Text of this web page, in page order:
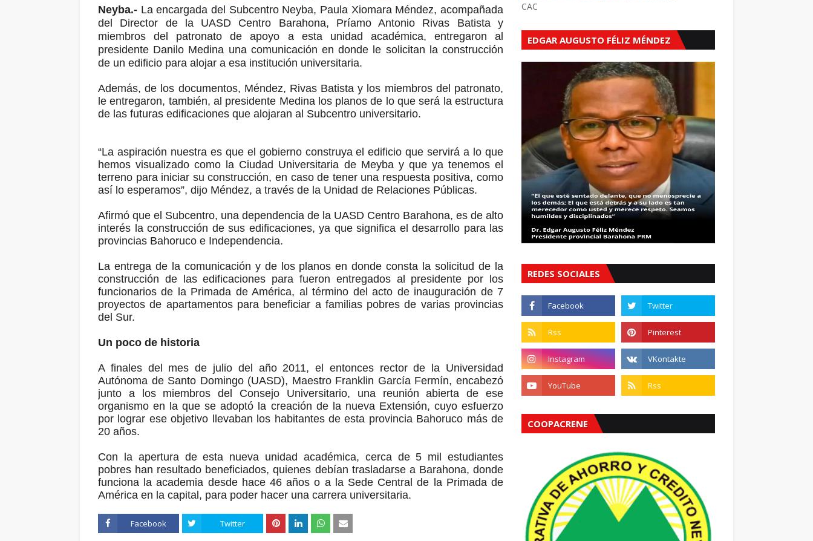
Neyba.- La encargada del Subcentro Neyba, Paula Xiomara Méndez, acompañada
del Director de la UASD Centro Barahona, Príamo Antonio Rivas Batista y
miembros del patronato de apoyo a esta unidad académica, entregaron al
presidente Danilo Medina una comunicación en donde le solicitan la construcción
de un edificio para alojar a esa institución universitaria.
Además, de los documentos, Méndez, Rivas Batista y los miembros del patronato,
le entregaron, también, al presidente Medina los planos de lo que será la estructura
de las futuras edificaciones que alojaran al Subcentro universitario.
“La aspiración nuestra es que el gobierno construya el edificio que servirá a lo que
hemos visualizado como la Ciudad Universitaria de Meyba y que ya tenemos el
terreno para iniciar su construcción, en caso de tener una respuesta positiva, como
así lo esperamos”, dijo Méndez, a través de la Unidad de Relaciones Públicas.
Afirmó que el Subcentro, una dependencia de la UASD Centro Barahona, es de alto
interés la construcción de sus edificaciones, ya que significa el desarrollo para las
provincias Bahoruco e Independencia.
La entrega de la comunicación y de los planos en donde consta la solicitud de la
construcción de las edificaciones para fueron entregados al presidente por los
funcionarios de la Primada de América, al término del acto de inauguración de 7
proyectos de apartamentos para beneficiar a familias pobres de varias provincias
del Sur.
Un poco de historia
A finales del mes de julio del año 2011, el entonces rector de la Universidad
Autónoma de Santo Domingo (UASD), Maestro Franklin García Fermín, encabezó
junto a los miembros del Consejo Universitario, una reunión abierta de ese
organismo en la que se adoptó la creación de la nueva Extensión, cuyo esfuerzo
por lograr ese objetivo llevaban los habitantes de esta provincia Bahoruco más de
20 años.
Con la apertura de esta nueva unidad académica, cerca de 5 mil estudiantes
pobres han resultado beneficiados, quienes debían trasladarse a Barahona, donde
funciona la academia desde hace 46 años o a la Sede Central de la Primada de
América en la capital, para poder hacer una carrera universitaria.
Facebook Twitter
CAC
EDGAR AUGUSTO FÉLIZ MÉNDEZ
REDES SOCIALES
COOPACRENE